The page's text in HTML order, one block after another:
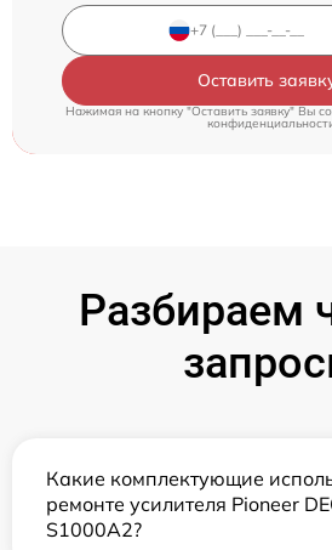
Оставить
Нажимая на кнопку "Оставить заявку" Вы
Разбираем
Какие комплектующие
ремонте усилителя Pioneer
S1000A2?